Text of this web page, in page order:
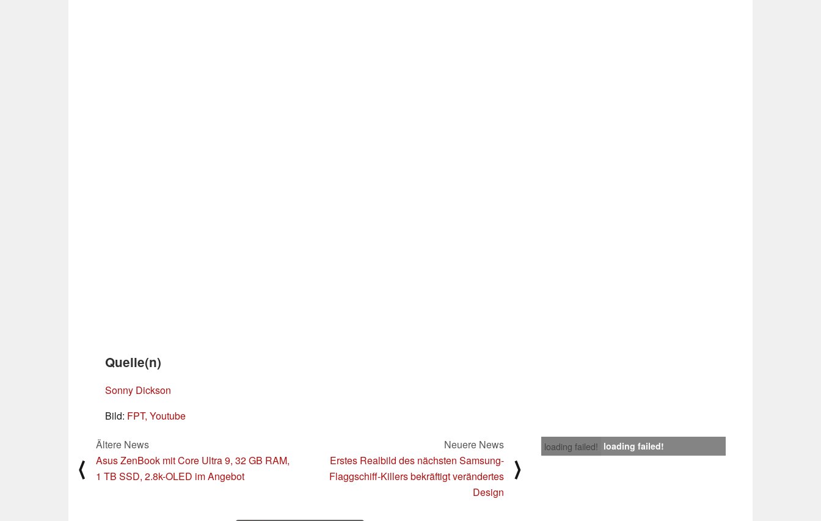
Quelle(n)
Sonny Dickson
Bild: FPT, Youtube
loading failed! loading failed!
⟨
Ältere News
Asus ZenBook mit Core Ultra 9, 32 GB RAM,
1 TB SSD, 2.8k-OLED im Angebot
Neuere News
Erstes Realbild des nächsten Samsung-
Flaggschiff-Killers bekräftigt verändertes
Design
⟩